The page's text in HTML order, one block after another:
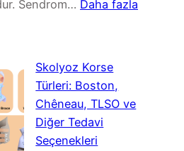
Sendrom… Daha fazla
Skolyoz Korse
Türleri: Boston,
Chêneau, TLSO ve
Diğer Tedavi
Seçenekleri